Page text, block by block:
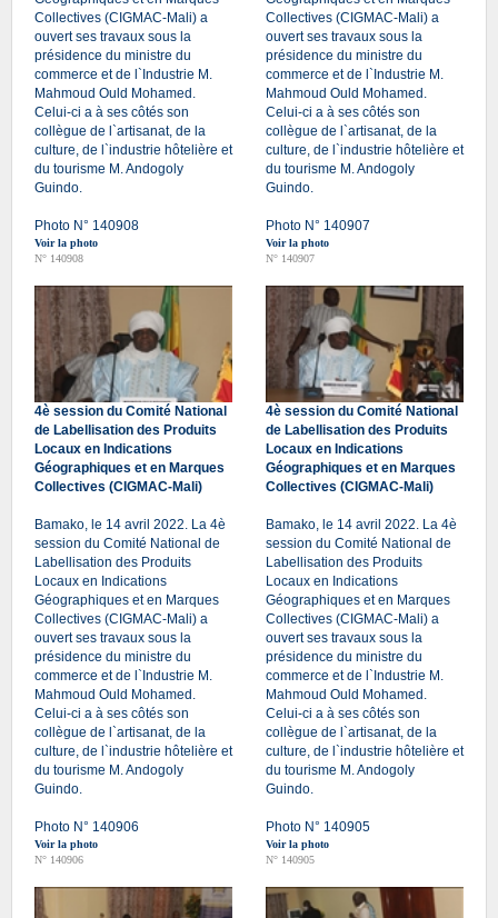
Collectives (CIGMAC-Mali) a
ouvert ses travaux sous la
présidence du ministre du
commerce et de l`Industrie M.
Mahmoud Ould Mohamed.
Celui-ci a à ses côtés son
collègue de l`artisanat, de la
culture, de l`industrie hôtelière et
du tourisme M. Andogoly
Guindo.
Photo N° 140908
Voir la photo
N° 140908
Collectives (CIGMAC-Mali) a
ouvert ses travaux sous la
présidence du ministre du
commerce et de l`Industrie M.
Mahmoud Ould Mohamed.
Celui-ci a à ses côtés son
collègue de l`artisanat, de la
culture, de l`industrie hôtelière et
du tourisme M. Andogoly
Guindo.
Photo N° 140907
Voir la photo
N° 140907
4è session du Comité National
de Labellisation des Produits
Locaux en Indications
Géographiques et en Marques
Collectives (CIGMAC-Mali)
Bamako, le 14 avril 2022. La 4è
session du Comité National de
Labellisation des Produits
Locaux en Indications
Géographiques et en Marques
Collectives (CIGMAC-Mali) a
ouvert ses travaux sous la
présidence du ministre du
commerce et de l`Industrie M.
Mahmoud Ould Mohamed.
Celui-ci a à ses côtés son
collègue de l`artisanat, de la
culture, de l`industrie hôtelière et
du tourisme M. Andogoly
Guindo.
Photo N° 140906
Voir la photo
N° 140906
4è session du Comité National
de Labellisation des Produits
Locaux en Indications
Géographiques et en Marques
Collectives (CIGMAC-Mali)
Bamako, le 14 avril 2022. La 4è
session du Comité National de
Labellisation des Produits
Locaux en Indications
Géographiques et en Marques
Collectives (CIGMAC-Mali) a
ouvert ses travaux sous la
présidence du ministre du
commerce et de l`Industrie M.
Mahmoud Ould Mohamed.
Celui-ci a à ses côtés son
collègue de l`artisanat, de la
culture, de l`industrie hôtelière et
du tourisme M. Andogoly
Guindo.
Photo N° 140905
Voir la photo
N° 140905